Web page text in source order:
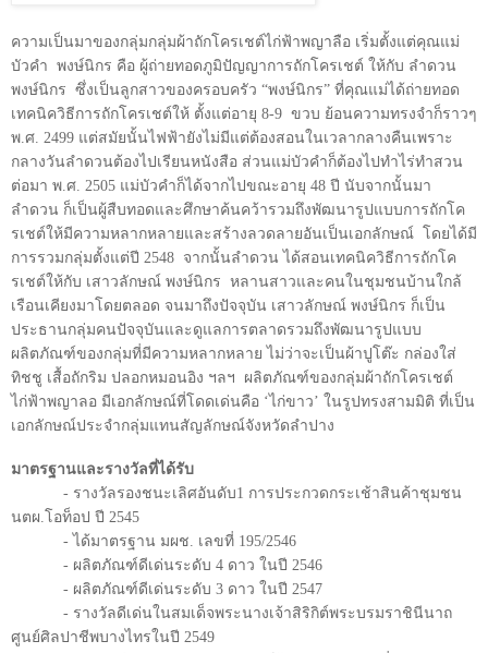
ความเป็นมาของกลุ่มกลุ่มผ้าถักโครเชต์ไก่ฟ้าพญาลือ เริ่มตั้งแต่คุณแม่
บัวคำ พงษ์นิกร คือ ผู้ถ่ายทอดภูมิปัญญาการถักโครเชต์ ให้กับ ลำดวน
พงษ์นิกร ซึ่งเป็นลูกสาวของครอบครัว “พงษ์นิกร” ที่คุณแม่ได้ถ่ายทอด
เทคนิควิธีการถักโครเชต์ให้ ตั้งแต่อายุ 8-9 ขวบ ย้อนความทรงจำก็ราวๆ
พ.ศ. 2499 แต่สมัยนั้นไฟฟ้ายังไม่มีแต่ต้องสอนในเวลากลางคืนเพราะ
กลางวันลำดวนต้องไปเรียนหนังสือ ส่วนแม่บัวคำก็ต้องไปทำไร่ทำสวน
ต่อมา พ.ศ. 2505 แม่บัวคำก็ได้จากไปขณะอายุ 48 ปี นับจากนั้นมา
ลำดวน ก็เป็นผู้สืบทอดและศึกษาค้นคว้ารวมถึงพัฒนารูปแบบการถักโค
รเชต์ให้มีความหลากหลายและสร้างลวดลายอันเป็นเอกลักษณ์
โดยได้มี
การรวมกลุ่มตั้งแต่ปี 2548 จากนั้นลำดวน ได้สอนเทคนิควิธีการถักโค
รเชต์ให้กับ เสาวลักษณ์ พงษ์นิกร หลานสาวและคนในชุมชนบ้านใกล้
เรือนเคียงมาโดยตลอด จนมาถึงปัจจุบัน เสาวลักษณ์ พงษ์นิกร ก็เป็น
ประธานกลุ่มคนปัจจุบันและดูแลการตลาดรวมถึงพัฒนารูปแบบ
ผลิตภัณฑ์ของกลุ่มที่มีความหลากหลาย ไม่ว่าจะเป็นผ้าปูโต๊ะ กล่องใส่
ทิชชู เสื้อถักริม ปลอกหมอนอิง ฯลฯ
ผลิตภัณฑ์ของกลุ่มผ้าถักโครเชต์
ไก่ฟ้าพญาลอ มีเอกลักษณ์ที่โดดเด่นคือ ‘ไก่ขาว’ ในรูปทรงสามมิติ ที่เป็น
เอกลักษณ์ประจำกลุ่มแทนสัญลักษณ์จังหวัดลำปาง
มาตรฐานและรางวัลที่ได้รับ
- รางวัลรองชนะเลิศอันดับ1 การประกวดกระเช้าสินค้าชุมชน
นตผ.โอท็อป ปี 2545
- ได้มาตรฐาน มผช. เลขที่ 195/2546
- ผลิตภัณฑ์ดีเด่นระดับ 4 ดาว ในปี 2546
- ผลิตภัณฑ์ดีเด่นระดับ 3 ดาว ในปี 2547
- รางวัลดีเด่นในสมเด็จพระนางเจ้าสิริกิต์พระบรมราชินีนาถ
ศูนย์ศิลปาชีพบางไทรในปี 2549